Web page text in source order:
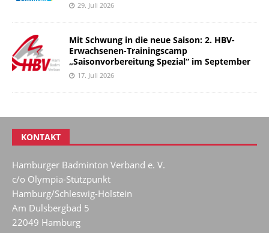
29. Juli 2026
Mit Schwung in die neue Saison: 2. HBV-
Erwachsenen-Trainingscamp
„Saisonvorbereitung Spezial“ im September
17. Juli 2026
KONTAKT
Hamburger Badminton Verband e. V.
c/o Olympia-Stützpunkt
Hamburg/Schleswig-Holstein
Am Dulsbergbad 5
22049 Hamburg